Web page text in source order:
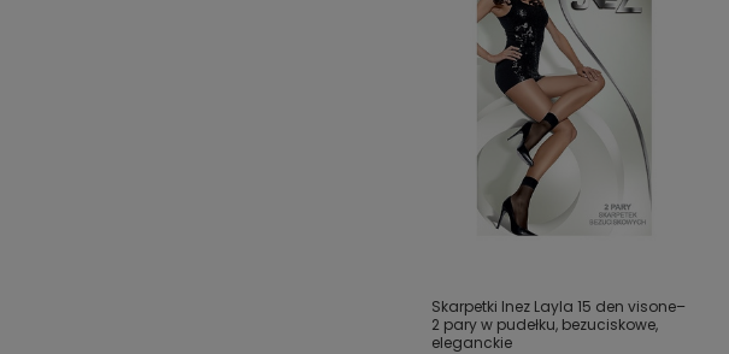
Skarpetki Inez Layla 15 den visone–
2 pary w pudełku, bezuciskowe,
eleganckie